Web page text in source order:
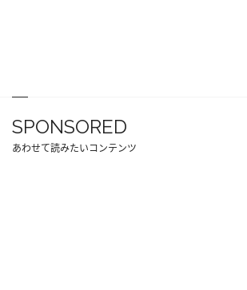
SPONSORED
あわせて読みたいコンテンツ